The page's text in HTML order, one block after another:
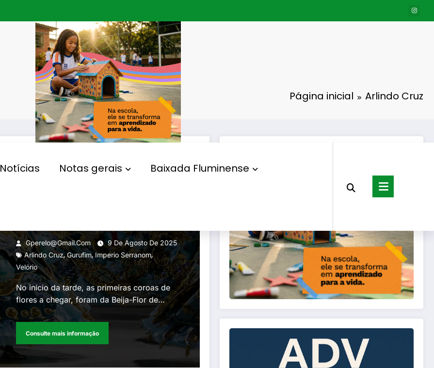
Notícias Notas gerais Baixada Fluminense
Página inicial Arlindo Cruz
OBITUÁRIO
Gperelo@gmail.com
9 De Agosto De 2025
Arlindo Cruz,Gurufim,Imperio Serranom,
Velório
No início da tarde, as primeiras coroas de
flores a chegar, foram da Beija-Flor de…
Consulte mais informação